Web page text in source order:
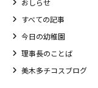
おしらせ
すべての記事
今日の幼稚園
理事長のことば
美木多チコスブログ